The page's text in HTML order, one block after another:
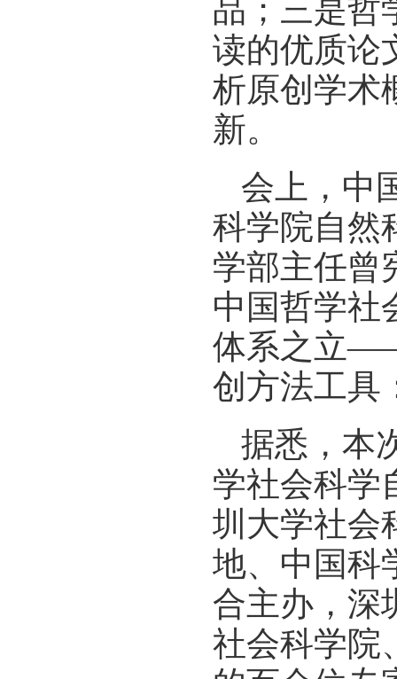
品；三是哲
读的优质论
析原创学术
新。
会上，中
科学院自然
学部主任
中国哲学社
体系之立
创方法工具
据悉，本
学社会科学
圳大学社会
地、中国科
合主办，深
社会科学院